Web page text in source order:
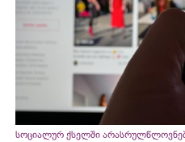
სოციალურ ქსელში